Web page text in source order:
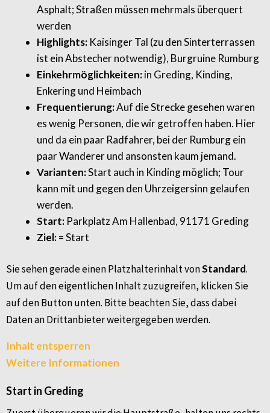
Asphalt; Straßen müssen mehrmals überquert
werden
Highlights: Kaisinger Tal (zu den Sinterterrassen
ist ein Abstecher notwendig), Burgruine Rumburg
Einkehrmöglichkeiten:in Greding, Kinding,
Enkering und Heimbach
Frequentierung:Auf die Strecke gesehen waren
es wenig Personen, die wir getroffen haben. Hier
und da ein paar Radfahrer, bei der Rumburg ein
paar Wanderer und ansonsten kaum jemand.
Varianten:Start auch in Kinding möglich; Tour
kann mit und gegen den Uhrzeigersinn gelaufen
werden.
Start: Parkplatz Am Hallenbad, 91171 Greding
Ziel:= Start
Sie sehen gerade einen Platzhalterinhalt vonStandard.
Um auf den eigentlichen Inhalt zuzugreifen, klicken Sie
auf den Button unten. Bitte beachten Sie, dass dabei
Daten an Drittanbieter weitergegeben werden.
Inhalt entsperren
Weitere Informationen
Start in Greding